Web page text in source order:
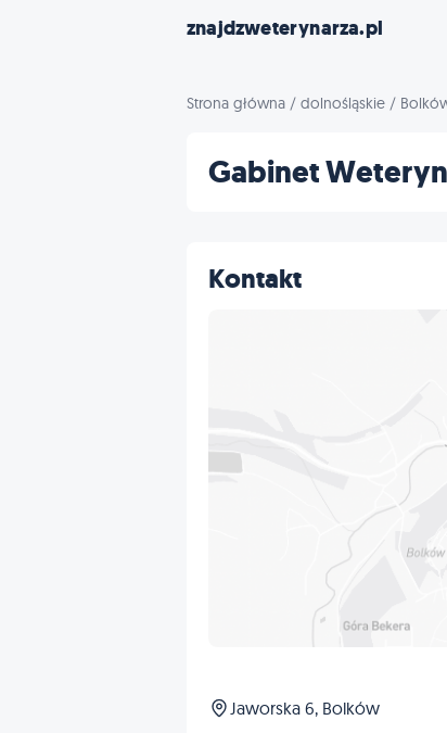
znajdzweterynarza.pl
Strona główna / dolnośląskie /
Gabinet
Kontakt
Jaworska 6, Bolków